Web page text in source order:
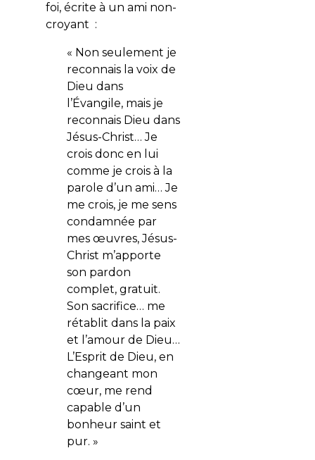
foi, écrite à un ami non-
croyant :
« Non seulement je
reconnais la voix de
Dieu dans
l’Évangile, mais je
reconnais Dieu dans
Jésus-Christ… Je
crois donc en lui
comme je crois à la
parole d’un ami… Je
me crois, je me sens
condamnée par
mes œuvres, Jésus-
Christ m’apporte
son pardon
complet, gratuit.
Son sacrifice… me
rétablit dans la paix
et l’amour de Dieu…
L’Esprit de Dieu, en
changeant mon
cœur, me rend
capable d’un
bonheur saint et
pur. »